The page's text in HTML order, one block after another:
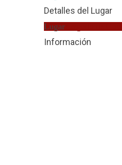
Detalles del Lugar
Lugar
Información